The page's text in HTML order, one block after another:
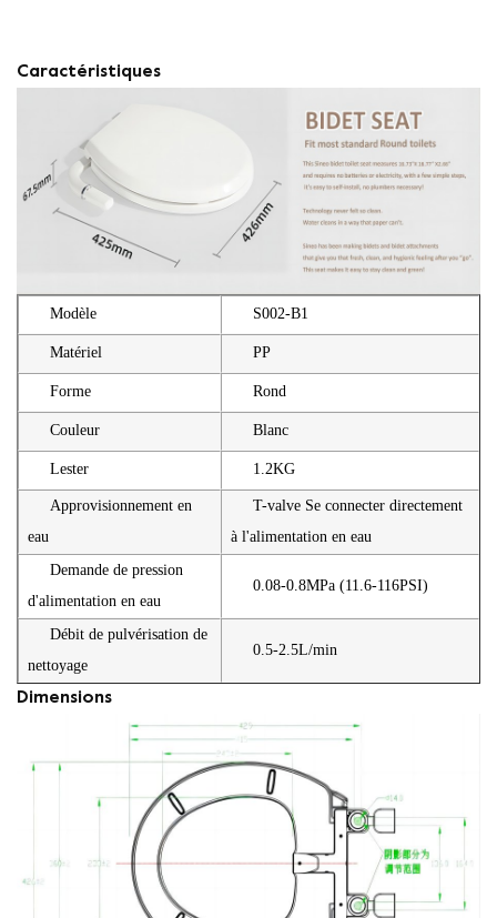
Caractéristiques
Modèle S002-B1
Matériel PP
Forme Rond
Couleur Blanc
Lester 1.2KG
Approvisionnement en
eau
T-valve Se connecter directement
à l'alimentation en eau
Demande de pression
d'alimentation en eau
0.08-0.8MPa (11.6-116PSI)
Débit de pulvérisation de
nettoyage
0.5-2.5L/min
Dimensions